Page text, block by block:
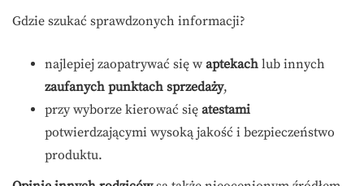
Gdzie szukać sprawdzonych informacji?
najlepiej zaopatrywać się w aptekach lub innych
zaufanych punktach sprzedaży,
przy wyborze kierować się atestami
potwierdzającymi wysoką jakość i bezpieczeństwo
produktu.